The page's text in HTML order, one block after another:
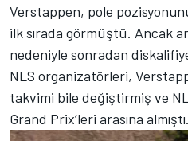
Verstappen, pole
ilk sırada görmüştü. Ancak
nedeniyle sonradan
NLS organizatörleri,
takvimi bile değiştirmiş ve
Grand Prix’leri arasına almıştı.